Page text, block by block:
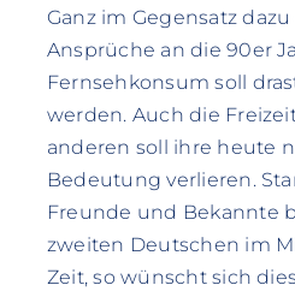
Ganz im Gegensatz
Ansprüche an die 90er
Fernsehkonsum soll
werden. Auch die
anderen soll ihre heute
Bedeutung verlieren.
Freunde und Bekannte
zweiten Deutschen im
Zeit, so wünscht sich